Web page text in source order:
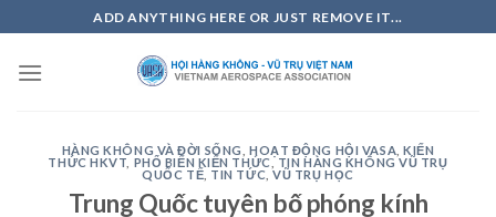
to
content
ADD ANYTHING HERE OR JUST REMOVE IT...
HÀNG KHÔNG VÀ ĐỜI SỐNG HOẠT ĐỘNG HỘI VASA ,KIẾN
THỨC HKVT PHỔ BIẾN KIẾN THỨC , TIN HÀNG KHÔNG VŨ TRỤ
QUỐC TẾ TIN TỨC ,VŨ TRỤ HỌC
Trung Quốc tuyên bố phóng kính